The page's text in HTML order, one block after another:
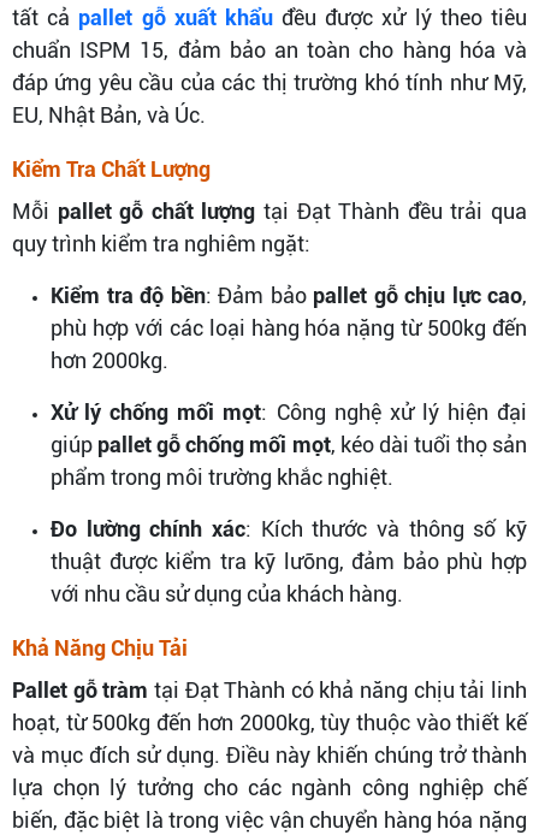
tất cả pallet gỗ xuất khẩuđều được xử lý theo tiêu
chuẩn ISPM 15, đảm bảo an toàn cho hàng hóa và
đáp ứng yêu cầu của các thị trường khó tính như Mỹ,
EU, Nhật Bản, và Úc.
Kiểm Tra Chất Lượng
Mỗi pallet gỗ chất lượng tại Đạt Thành đều trải qua
quy trình kiểm tra nghiêm ngặt:
Kiểm tra độ bền: Đảm bảo pallet gỗ chịu lực cao,
phù hợp với các loại hàng hóa nặng từ 500kg đến
hơn 2000kg.
Xử lý chống mối mọt: Công nghệ xử lý hiện đại
giúp pallet gỗ chống mối mọt, kéo dài tuổi thọ sản
phẩm trong môi trường khắc nghiệt.
Đo lường chính xác: Kích thước và thông số kỹ
thuật được kiểm tra kỹ lưỡng, đảm bảo phù hợp
với nhu cầu sử dụng của khách hàng.
Khả Năng Chịu Tải
Pallet gỗ tràm tại Đạt Thành có khả năng chịu tải linh
hoạt, từ 500kg đến hơn 2000kg, tùy thuộc vào thiết kế
và mục đích sử dụng. Điều này khiến chúng trở thành
lựa chọn lý tưởng cho các ngành công nghiệp chế
biến, đặc biệt là trong việc vận chuyển hàng hóa nặng